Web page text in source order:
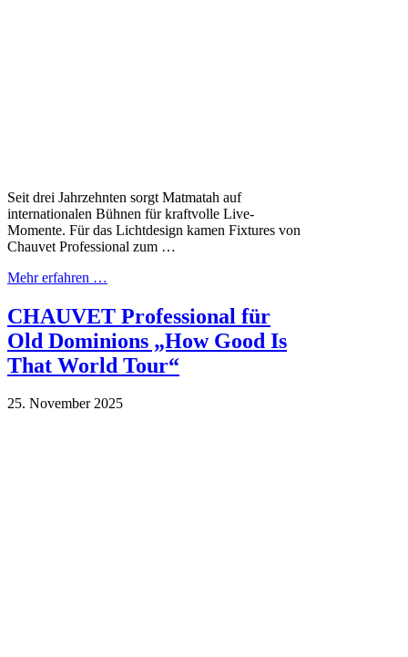
Seit drei Jahrzehnten sorgt Matmatah auf
internationalen Bühnen für kraftvolle Live-
Momente. Für das Lichtdesign kamen Fixtures von
Chauvet Professional zum …
Mehr erfahren …
CHAUVET Professional für
Old Dominions „How Good Is
That World Tour“
25. November 2025